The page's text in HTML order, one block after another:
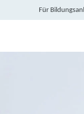
Für